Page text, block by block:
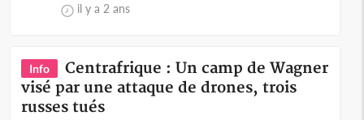
il y a 2 ans
Info
Centrafrique : Un camp de Wagner
visé par une attaque de drones, trois
russes tués